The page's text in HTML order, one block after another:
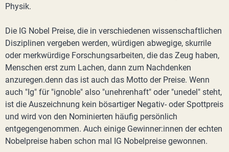
Physik.
Die IG Nobel Preise, die in verschiedenen wissenschaftlichen
Disziplinen vergeben werden, würdigen abwegige, skurrile
oder merkwürdige Forschungsarbeiten, die das Zeug haben,
Menschen erst zum Lachen, dann zum Nachdenken
anzuregen.denn das ist auch das Motto der Preise. Wenn
auch "Ig" für "ignoble" also "unehrenhaft" oder "unedel" steht,
ist die Auszeichnung kein bösartiger Negativ- oder Spottpreis
und wird von den Nominierten häufig persönlich
entgegengenommen. Auch einige Gewinner:innen der echten
Nobelpreise haben schon mal IG Nobelpreise gewonnen.